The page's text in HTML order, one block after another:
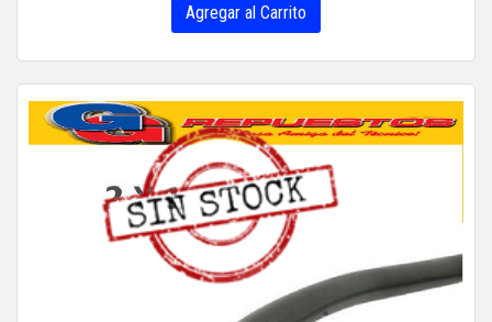
Agregar al Carrito